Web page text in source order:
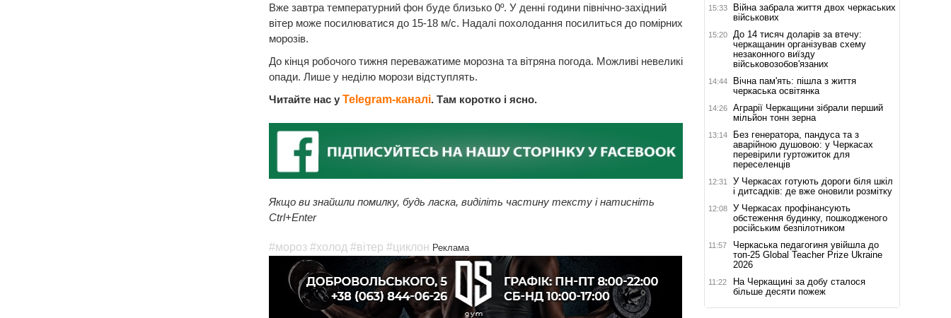
Вже завтра температурний фон буде близько 0º. У денні години північно-західний
вітер може посилюватися до 15-18 м/с. Надалі похолодання посилиться до помірних
морозів.
До кінця робочого тижня переважатиме морозна та вітряна погода. Можливі невеликі
опади. Лише у неділю морози відступлять.
Читайте нас у Telegram-каналі. Там коротко і ясно.
Якщо ви знайшли помилку, будь ласка, виділіть частину тексту і натисніть
Ctrl+Enter
#мороз #холод #вітер #циклон Реклама
15:33
Війна забрала життя двох черкаських
військових
15:20
До 14 тисяч доларів за втечу:
черкащанин організував схему
незаконного виїзду
військовозобов'язаних
14:44
Вічна пам'ять: пішла з життя
черкаська освітянка
14:26
Аграрії Черкащини зібрали перший
мільйон тонн зерна
13:14
Без генератора, пандуса та з
аварійною душовою: у Черкасах
перевірили гуртожиток для
переселенців
12:31
У Черкасах готують дороги біля шкіл
і дитсадків: де вже оновили розмітку
12:08
У Черкасах профінансують
обстеження будинку, пошкодженого
російським безпілотником
11:57
Черкаська педагогиня увійшла до
топ-25 Global Teacher Prize Ukraine
2026
11:22
На Черкащині за добу сталося
більше десяти пожеж